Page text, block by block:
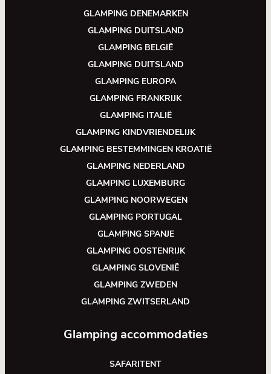
GLAMPING DENEMARKEN
GLAMPING DUITSLAND
GLAMPING BELGIË
GLAMPING DUITSLAND
GLAMPING EUROPA
GLAMPING FRANKRIJK
GLAMPING ITALIË
GLAMPING KINDVRIENDELIJK
GLAMPING BESTEMMINGEN KROATIË
GLAMPING NEDERLAND
GLAMPING LUXEMBURG
GLAMPING NOORWEGEN
GLAMPING PORTUGAL
GLAMPING SPANJE
GLAMPING OOSTENRIJK
GLAMPING SLOVENIË
GLAMPING ZWEDEN
GLAMPING ZWITSERLAND
Glamping accommodaties
SAFARITENT